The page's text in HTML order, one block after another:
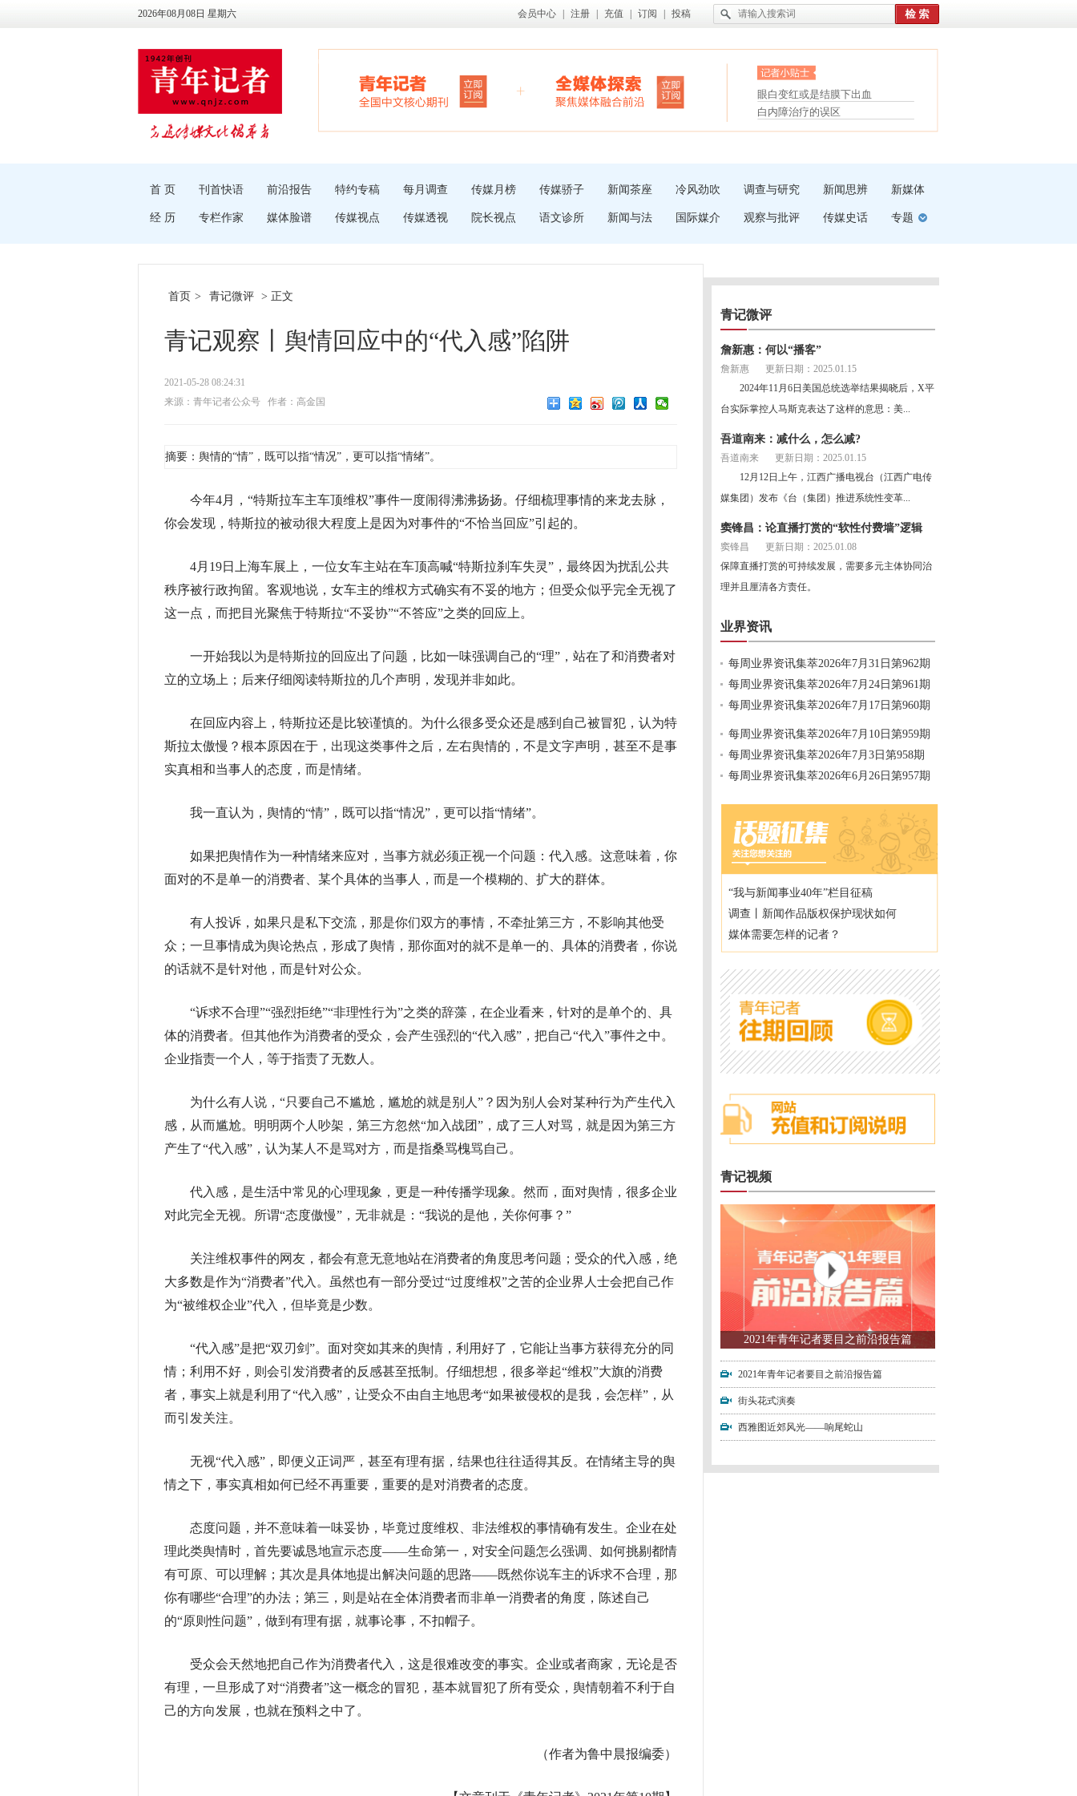
2026年08月08日 星期六 会员中心 注册 充值 订阅 投稿
眼白变红或是结膜下出血
“枝桠”“树桠”宜写成“枝...
夏天缓解疲劳有三招
护腰，摆脱六大坏习惯
受伤了冰敷还是热敷
白内障治疗的误区
首 页 刊首快语 前沿报告 特约专稿 每月调查 传媒月榜 传媒骄子 新闻茶座 冷风劲吹 调查与研究 新闻思辨 新媒体
经 历 专栏作家 媒体脸谱 传媒视点 传媒透视 院长视点 语文诊所 新闻与法 国际媒介 观察与批评 传媒史话 专题
首页 > 青记微评 > 正文
青记观察丨舆情回应中的“代入感”陷阱
2021-05-28 08:24:31
来源：青年记者公众号
作者：高金国
摘要：舆情的“情”，既可以指“情况”，更可以指“情绪”。
今年4月，“特斯拉车主车顶维权”事件一度闹得沸沸扬扬。仔细梳理事情的来龙去脉，
你会发现，特斯拉的被动很大程度上是因为对事件的“不恰当回应”引起的。
4月19日上海车展上，一位女车主站在车顶高喊“特斯拉刹车失灵”，最终因为扰乱公共
秩序被行政拘留。客观地说，女车主的维权方式确实有不妥的地方；但受众似乎完全无视了
这一点，而把目光聚焦于特斯拉“不妥协”“不答应”之类的回应上。
一开始我以为是特斯拉的回应出了问题，比如一味强调自己的“理”，站在了和消费者对
立的立场上；后来仔细阅读特斯拉的几个声明，发现并非如此。
在回应内容上，特斯拉还是比较谨慎的。为什么很多受众还是感到自己被冒犯，认为特
斯拉太傲慢？根本原因在于，出现这类事件之后，左右舆情的，不是文字声明，甚至不是事
实真相和当事人的态度，而是情绪。
我一直认为，舆情的“情”，既可以指“情况”，更可以指“情绪”。
如果把舆情作为一种情绪来应对，当事方就必须正视一个问题：代入感。这意味着，你
面对的不是单一的消费者、某个具体的当事人，而是一个模糊的、扩大的群体。
有人投诉，如果只是私下交流，那是你们双方的事情，不牵扯第三方，不影响其他受
众；一旦事情成为舆论热点，形成了舆情，那你面对的就不是单一的、具体的消费者，你说
的话就不是针对他，而是针对公众。
“诉求不合理”“强烈拒绝”“非理性行为”之类的辞藻，在企业看来，针对的是单个的、具
体的消费者。但其他作为消费者的受众，会产生强烈的“代入感”，把自己“代入”事件之中。
企业指责一个人，等于指责了无数人。
为什么有人说，“只要自己不尴尬，尴尬的就是别人”？因为别人会对某种行为产生代入
感，从而尴尬。明明两个人吵架，第三方忽然“加入战团”，成了三人对骂，就是因为第三方
产生了“代入感”，认为某人不是骂对方，而是指桑骂槐骂自己。
代入感，是生活中常见的心理现象，更是一种传播学现象。然而，面对舆情，很多企业
对此完全无视。所谓“态度傲慢”，无非就是：“我说的是他，关你何事？”
关注维权事件的网友，都会有意无意地站在消费者的角度思考问题；受众的代入感，绝
大多数是作为“消费者”代入。虽然也有一部分受过“过度维权”之苦的企业界人士会把自己作
为“被维权企业”代入，但毕竟是少数。
“代入感”是把“双刃剑”。面对突如其来的舆情，利用好了，它能让当事方获得充分的同
情；利用不好，则会引发消费者的反感甚至抵制。仔细想想，很多举起“维权”大旗的消费
者，事实上就是利用了“代入感”，让受众不由自主地思考“如果被侵权的是我，会怎样”，从
而引发关注。
无视“代入感”，即便义正词严，甚至有理有据，结果也往往适得其反。在情绪主导的舆
情之下，事实真相如何已经不再重要，重要的是对消费者的态度。
态度问题，并不意味着一味妥协，毕竟过度维权、非法维权的事情确有发生。企业在处
理此类舆情时，首先要诚恳地宣示态度——生命第一，对安全问题怎么强调、如何挑剔都情
有可原、可以理解；其次是具体地提出解决问题的思路——既然你说车主的诉求不合理，那
你有哪些“合理”的办法；第三，则是站在全体消费者而非单一消费者的角度，陈述自己
的“原则性问题”，做到有理有据，就事论事，不扣帽子。
受众会天然地把自己作为消费者代入，这是很难改变的事实。企业或者商家，无论是否
有理，一旦形成了对“消费者”这一概念的冒犯，基本就冒犯了所有受众，舆情朝着不利于自
己的方向发展，也就在预料之中了。
（作者为鲁中晨报编委）
青记微评
詹新惠：何以“播客”
詹新惠
更新日期：2025.01.15
2024年11月6日美国总统选举结果揭晓后，X平
台实际掌控人马斯克表达了这样的意思：美...
吾道南来：减什么，怎么减?
吾道南来
更新日期：2025.01.15
12月12日上午，江西广播电视台（江西广电传
媒集团）发布《台（集团）推进系统性变革...
窦锋昌：论直播打赏的“软性付费墙”逻辑
窦锋昌
更新日期：2025.01.08
保障直播打赏的可持续发展，需要多元主体协同治
理并且厘清各方责任。
业界资讯
每周业界资讯集萃2026年7月31日第962期
每周业界资讯集萃2026年7月24日第961期
每周业界资讯集萃2026年7月17日第960期
每周业界资讯集萃2026年7月10日第959期
每周业界资讯集萃2026年7月3日第958期
每周业界资讯集萃2026年6月26日第957期
“我与新闻事业40年”栏目征稿
调查丨新闻作品版权保护现状如何
媒体需要怎样的记者？
青记视频
2021年青年记者要目之前沿报告篇
2021年青年记者要目之前沿报告篇
街头花式演奏
西雅图近郊风光——响尾蛇山